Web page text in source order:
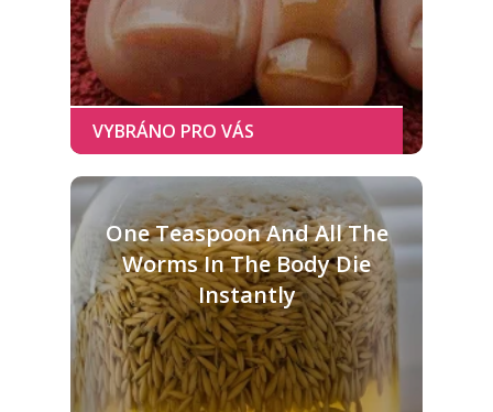
One Teaspoon And All The
Worms In The Body Die
Instantly